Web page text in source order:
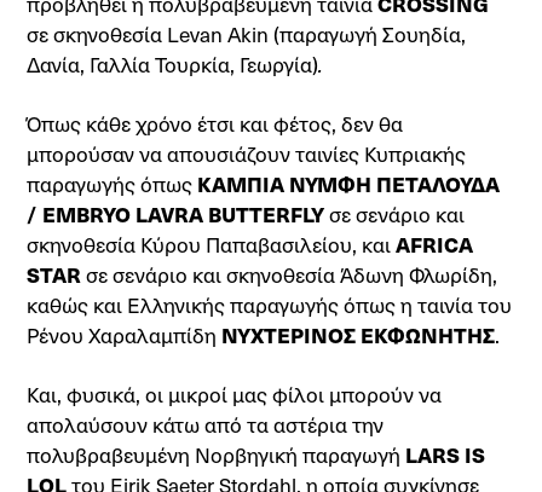
σε σκηνοθεσία Levan Akin (παραγωγή Σουηδία,
Δανία, Γαλλία Τουρκία, Γεωργία).
Όπως κάθε χρόνο έτσι και φέτος, δεν θα
μπορούσαν να απουσιάζουν ταινίες Κυπριακής
παραγωγής όπως ΚΑΜΠΙΑ ΝΥΜΦΗ ΠΕΤΑΛΟΥΔΑ
/ EMBRYO LAVRA BUTTERFLYσε σενάριο και
σκηνοθεσία Κύρου Παπαβασιλείου, καιAFRICA
STARσε σενάριο και σκηνοθεσία Άδωνη Φλωρίδη,
καθώς και Ελληνικής παραγωγής όπως η ταινία του
Ρένου Χαραλαμπίδη ΝΥΧΤΕΡΙΝΟΣ ΕΚΦΩΝΗΤΗΣ.
Και, φυσικά, οι μικροί μας φίλοι μπορούν να
απολαύσουν κάτω από τα αστέρια την
πολυβραβευμένη Νορβηγική παραγωγή LARS IS
LOLτου Eirik Saeter Stordahl, η οποία συγκίνησε